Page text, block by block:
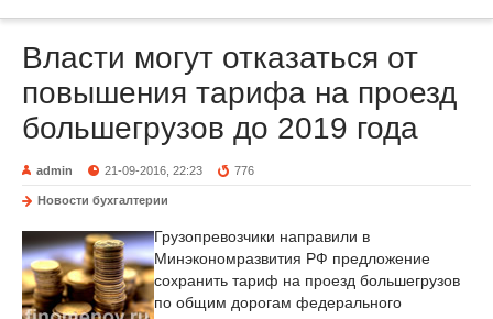
Власти могут отказаться от
повышения тарифа на проезд
большегрузов до 2019 года
admin 21-09-2016, 22:23 776
Новости бухгалтерии
Грузопревозчики направили в
Минэкономразвития РФ предложение
сохранить тариф на проезд большегрузов
по общим дорогам федерального